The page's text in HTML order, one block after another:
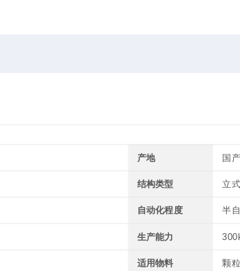
产地 国产
结构类型 立式
自动化程度 半
生产能力
适用物料 颗